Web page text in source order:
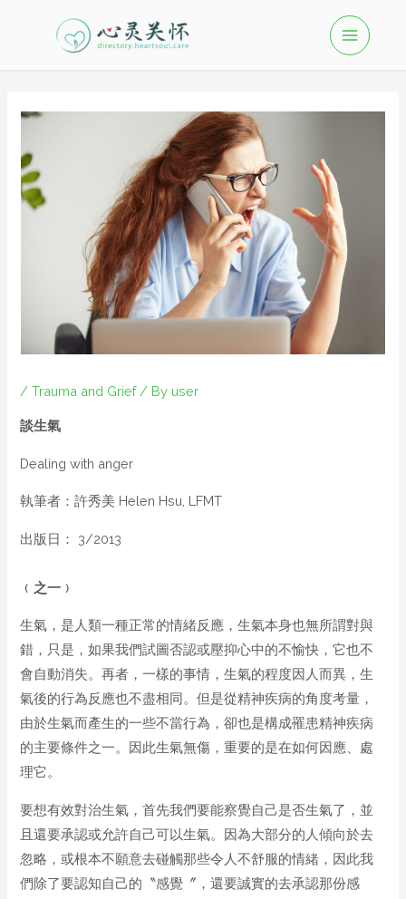
/Trauma and Grief/ By user
談生氣
Dealing with anger
執筆者：許秀美 Helen Hsu, LFMT
出版日： 3/2013
﹙之一﹚
生氣，是人類一種正常的情緒反應，生氣本身也無所謂對與
錯，只是，如果我們試圖否認或壓抑心中的不愉快，它也不
會自動消失。再者，一樣的事情，生氣的程度因人而異，生
氣後的行為反應也不盡相同。但是從精神疾病的角度考量，
由於生氣而產生的一些不當行為，卻也是構成罹患精神疾病
的主要條件之一。因此生氣無傷，重要的是在如何因應、處
理它。
要想有效對治生氣，首先我們要能察覺自己是否生氣了，並
且還要承認或允許自己可以生氣。因為大部分的人傾向於去
忽略，或根本不願意去碰觸那些令人不舒服的情緒，因此我
們除了要認知自己的〝感覺〞，還要誠實的去承認那份感